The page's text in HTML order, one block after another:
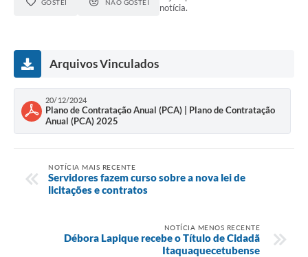
GOSTEI NÃO GOSTEI
notícia.
Arquivos Vinculados
20/12/2024
Plano de Contratação Anual (PCA) | Plano de Contratação
Anual (PCA) 2025
NOTÍCIA MAIS RECENTE
Servidores fazem curso sobre a nova lei de
licitações e contratos
NOTÍCIA MENOS RECENTE
Débora Lapique recebe o Título de Cidadã
Itaquaquecetubense